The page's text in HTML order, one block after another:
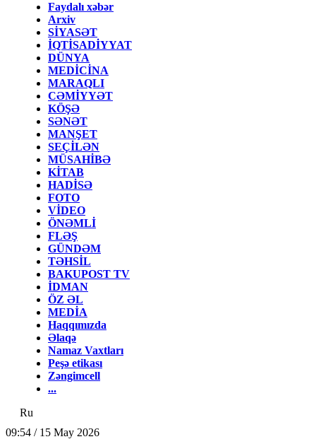
Faydalı xəbər
Arxiv
SİYASƏT
İQTİSADİYYAT
DÜNYA
MEDİCİNA
MARAQLI
CƏMİYYƏT
KÖŞƏ
SƏNƏT
MANŞET
SEÇİLƏN
MÜSAHİBƏ
KİTAB
HADİSƏ
FOTO
VİDEO
ÖNƏMLİ
FLƏŞ
GÜNDƏM
TƏHSİL
BAKUPOST TV
İDMAN
ÖZ ƏL
MEDİA
Haqqımızda
Əlaqə
Namaz Vaxtları
Peşə etikası
Zəngimcell
...
Ru
09:54 / 15 May 2026